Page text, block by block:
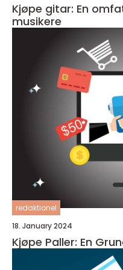
Kjøpe gitar: En
musikere
redaktionel
18. January 2024
Kjøpe Paller: En